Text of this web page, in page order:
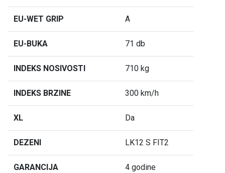
EU-WET GRIP A
EU-BUKA 71 db
INDEKS NOSIVOSTI 710 kg
INDEKS BRZINE 300 km/h
XL Da
DEZENI LK12 S FIT2
GARANCIJA 4 godine